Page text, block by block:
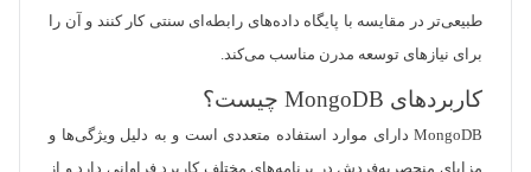
طبیعی‌تر در مقایسه با پایگاه داده‌های رابطه‌ای سنتی کار کنند و آن را
برای نیازهای توسعه مدرن مناسب می‌کند.
کاربردهای MongoDB چیست؟
MongoDB دارای موارد استفاده متعددی است و به دلیل ویژگی‌ها و
مزایای منحصربه‌فردش در برنامه‌های مختلف کاربرد فراوانی دارد و از